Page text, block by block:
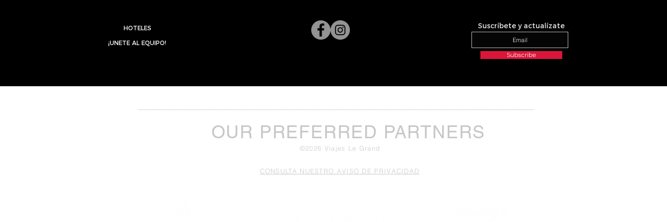
HOTELES
¡UNETE AL EQUIPO!
Suscríbete y actualízate
Subscribe
©2026 Viajes Le Grand
OUR PREFERRED PARTNERS
CONSULTA NUESTRO AVISO DE PRIVACIDAD